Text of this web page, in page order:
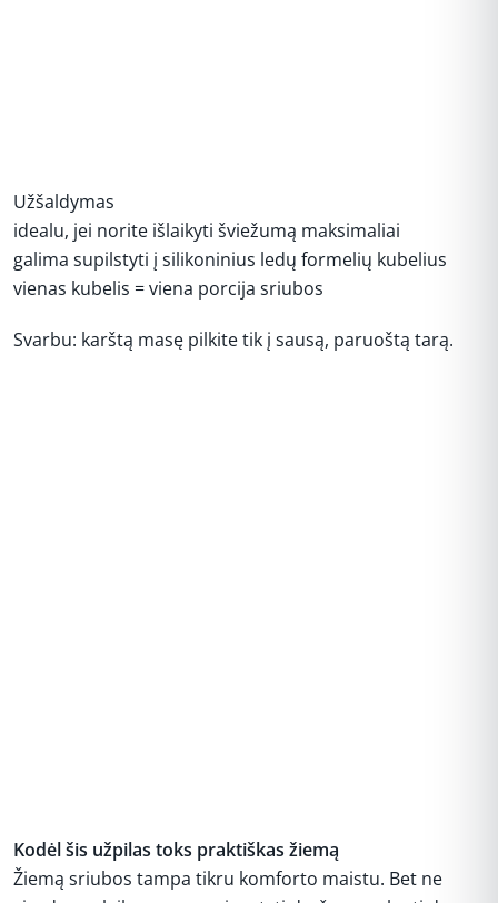
Užšaldymas
idealu, jei norite išlaikyti šviežumą maksimaliai
galima supilstyti į silikoninius ledų formelių kubelius
vienas kubelis = viena porcija sriubos
Svarbu: karštą masę pilkite tik į sausą, paruoštą tarą.
Kodėl šis užpilas toks praktiškas žiemą
Žiemą sriubos tampa tikru komforto maistu. Bet ne